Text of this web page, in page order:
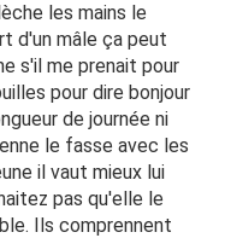
les mains le
d'un mâle ça peut
s'il me prenait pour
pour dire bonjour
de journée ni
le fasse avec les
il vaut mieux lui
pas qu'elle le
Ils comprennent